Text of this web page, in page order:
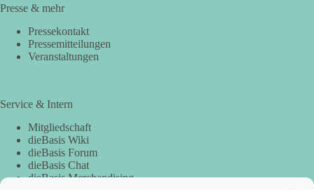
Presse & mehr
Pressekontakt
Pressemitteilungen
Veranstaltungen
Service & Intern
Mitgliedschaft
dieBasis Wiki
dieBasis Forum
dieBasis Chat
dieBasis Merchandising